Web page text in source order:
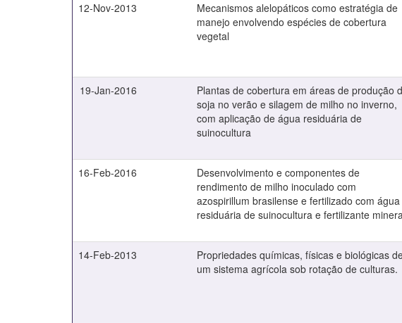
12-Nov-2013
Mecanismos alelopáticos como estratégia de
manejo envolvendo espécies de cobertura
vegetal
19-Jan-2016
Plantas de cobertura em áreas de produção
soja no verão e silagem de milho no inverno,
com aplicação de água residuária de
suinocultura
16-Feb-2016
Desenvolvimento e componentes de
rendimento de milho inoculado com
azospirillum brasilense e fertilizado com água
residuária de suinocultura e fertilizante
14-Feb-2013
Propriedades químicas, físicas e biológicas
um sistema agrícola sob rotação de culturas.